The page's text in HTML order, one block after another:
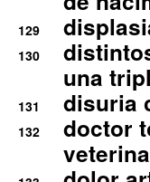
129
130
una
131 disuria
132
doctor